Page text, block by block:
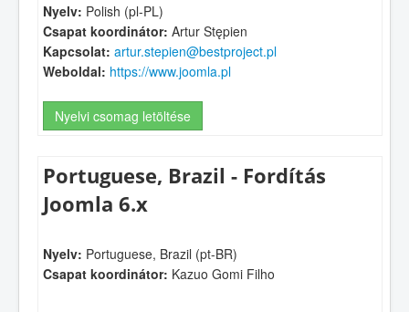
Nyelv: Polish (pl-PL)
Csapat koordinátor: Artur Stępien
Kapcsolat: artur.stepien@bestproject.pl
Weboldal: https://www.joomla.pl
Nyelvi csomag letöltése
Portuguese, Brazil - Fordítás
Joomla 6.x
Nyelv: Portuguese, Brazil (pt-BR)
Csapat koordinátor: Kazuo Gomi Filho